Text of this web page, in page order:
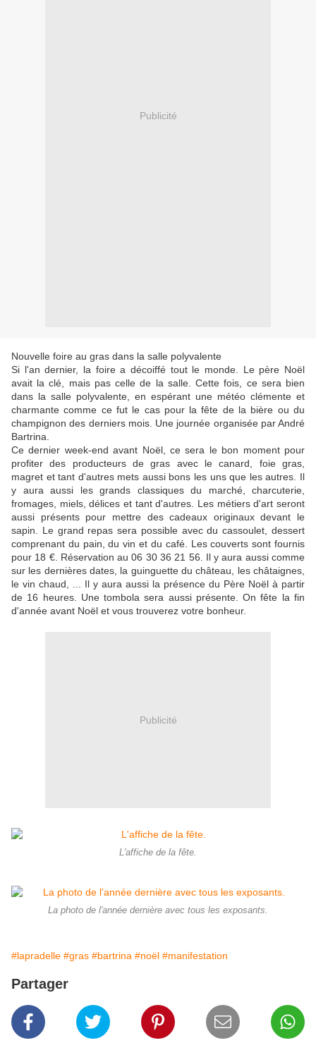
Publicité
Nouvelle foire au gras dans la salle polyvalente
Si l'an dernier, la foire a décoiffé tout le monde. Le père Noël
avait la clé, mais pas celle de la salle. Cette fois, ce sera bien
dans la salle polyvalente, en espérant une météo clémente et
charmante comme ce fut le cas pour la fête de la bière ou du
champignon des derniers mois. Une journée organisée par André
Bartrina.
Ce dernier week-end avant Noël, ce sera le bon moment pour
profiter des producteurs de gras avec le canard, foie gras,
magret et tant d'autres mets aussi bons les uns que les autres. Il
y aura aussi les grands classiques du marché, charcuterie,
fromages, miels, délices et tant d'autres. Les métiers d'art seront
aussi présents pour mettre des cadeaux originaux devant le
sapin. Le grand repas sera possible avec du cassoulet, dessert
comprenant du pain, du vin et du café. Les couverts sont fournis
pour 18 €. Réservation au 06 30 36 21 56. Il y aura aussi comme
sur les dernières dates, la guinguette du château, les châtaignes,
le vin chaud, ... Il y aura aussi la présence du Père Noël à partir
de 16 heures. Une tombola sera aussi présente. On fête la fin
d'année avant Noël et vous trouverez votre bonheur.
Publicité
L'affiche de la fête.
La photo de l'année dernière avec tous les exposants.
#lapradelle #gras #bartrina #noël #manifestation
Partager